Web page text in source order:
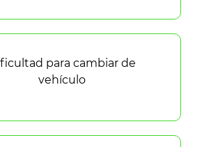
para cambiar de
vehículo